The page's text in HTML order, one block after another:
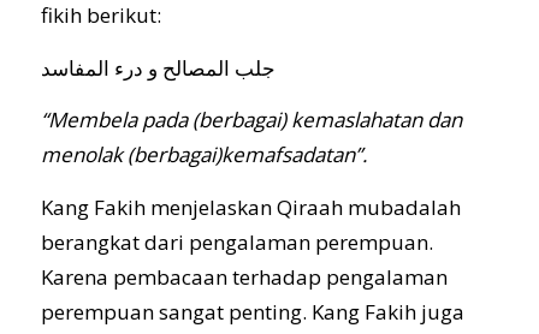
fikih berikut:
جلب المصالح و درء المفاسد
“Membelapada (berbagai) kemaslahatan dan
menolak (berbagai)kemafsadatan”.
Kang Fakih menjelaskan Qiraah mubadalah
berangkat dari pengalaman perempuan.
Karena pembacaan terhadap pengalaman
perempuan sangat penting. Kang Fakih juga